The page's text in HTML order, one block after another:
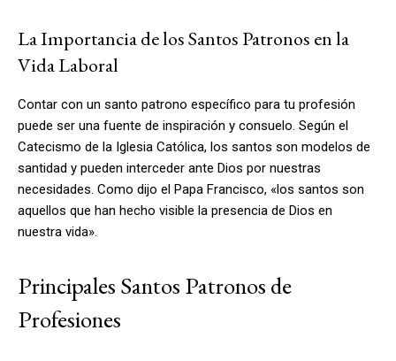
La Importancia de los Santos Patronos en la
Vida Laboral
Contar con un santo patrono específico para tu profesión
puede ser una fuente de inspiración y consuelo. Según el
Catecismo de la Iglesia Católica, los santos son modelos de
santidad y pueden interceder ante Dios por nuestras
necesidades. Como dijo el Papa Francisco, «los santos son
aquellos que han hecho visible la presencia de Dios en
nuestra vida».
Principales Santos Patronos de
Profesiones